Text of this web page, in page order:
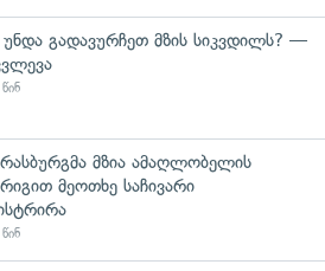
გადავურჩეთ მზის სიკვდილს? —
მზია ამაღლობელის
რიგით მეოთხე საჩივარი